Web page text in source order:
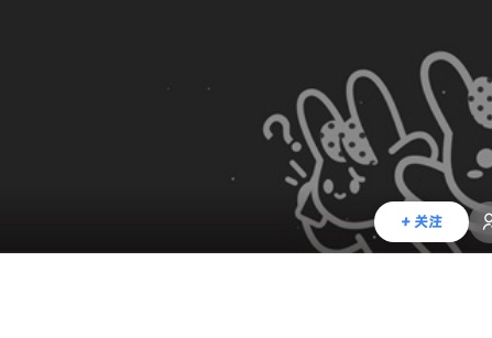
+ 关注